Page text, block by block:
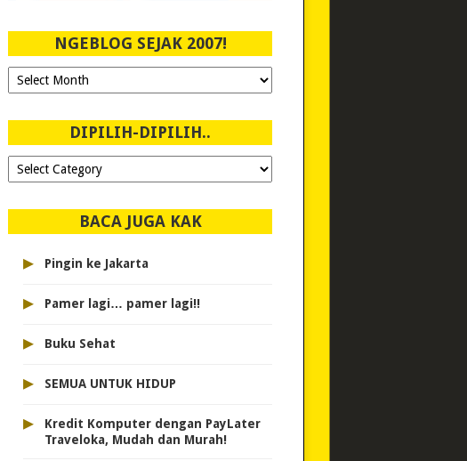
NGEBLOG SEJAK 2007!
Ngeblog
Sejak
DIPILIH-DIPILIH..
Dipilih-
dipilih..
BACA JUGA KAK
▸ Pingin ke Jakarta
▸ Pamer lagi… pamer lagi!!
▸ Buku Sehat
▸ SEMUA UNTUK HIDUP
▸
Kredit Komputer dengan PayLater
Traveloka, Mudah dan Murah!